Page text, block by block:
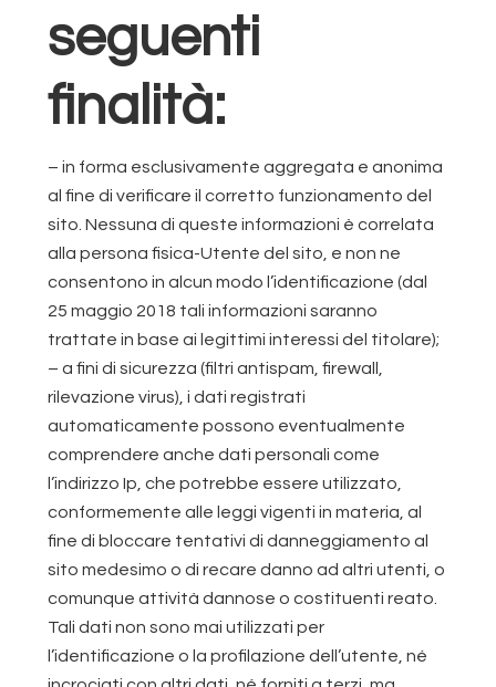
seguenti
finalità:
– in forma esclusivamente aggregata e anonima
al fine di verificare il corretto funzionamento del
sito. Nessuna di queste informazioni è correlata
alla persona fisica-Utente del sito, e non ne
consentono in alcun modo l’identificazione (dal
25 maggio 2018 tali informazioni saranno
trattate in base ai legittimi interessi del titolare);
– a fini di sicurezza (filtri antispam, firewall,
rilevazione virus), i dati registrati
automaticamente possono eventualmente
comprendere anche dati personali come
l’indirizzo Ip, che potrebbe essere utilizzato,
conformemente alle leggi vigenti in materia, al
fine di bloccare tentativi di danneggiamento al
sito medesimo o di recare danno ad altri utenti, o
comunque attività dannose o costituenti reato.
Tali dati non sono mai utilizzati per
l’identificazione o la profilazione dell’utente, né